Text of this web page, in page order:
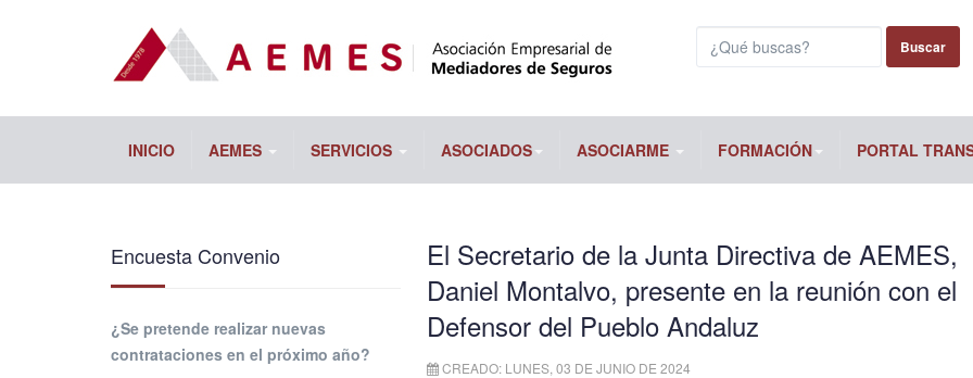
Buscar... Buscar
INICIO AEMES SERVICIOS ASOCIADOS ASOCIARME FORMACIÓN PORTAL
El Secretario de la Junta Directiva de AEMES,
Daniel Montalvo, presente en la reunión con el
Defensor del Pueblo Andaluz
CREADO: LUNES, 03 DE JUNIO DE 2024
Encuesta Convenio
¿Se pretende realizar nuevas
contrataciones en el próximo año?